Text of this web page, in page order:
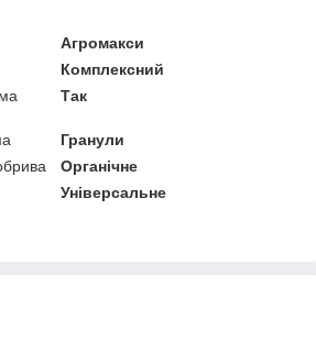
Агромакси
Комплексний
Так
Гранули
Органічне
Універсальне